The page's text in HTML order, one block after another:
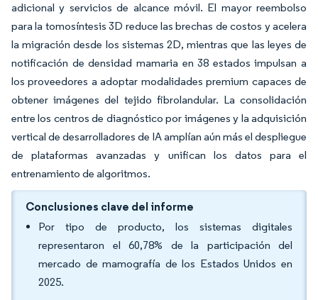
adicional y servicios de alcance móvil. El mayor reembolso
para la tomosíntesis 3D reduce las brechas de costos y acelera
la migración desde los sistemas 2D, mientras que las leyes de
notificación de densidad mamaria en 38 estados impulsan a
los proveedores a adoptar modalidades premium capaces de
obtener imágenes del tejido fibrolandular. La consolidación
entre los centros de diagnóstico por imágenes y la adquisición
vertical de desarrolladores de IA amplían aún más el despliegue
de plataformas avanzadas y unifican los datos para el
entrenamiento de algoritmos.
Conclusiones clave del informe
Por tipo de producto, los sistemas digitales
representaron el 60,78% de la participación del
mercado de mamografía de los Estados Unidos en
2025.